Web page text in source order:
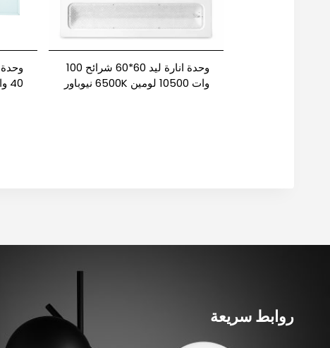
وحدة انارة ليد 60*60 شرائح 100
وات 10500 لومين 6500K نيوباور
روابط سريعة